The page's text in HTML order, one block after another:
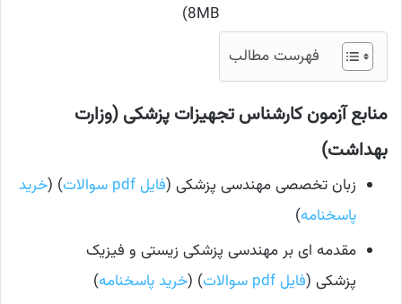
8MB)
فهرست مطالب
منابع آزمون کارشناس تجهیزات پزشکی (وزارت
بهداشت)
زبان تخصصی مهندسی پزشکی (فایل pdf سوالات ) (خرید
پاسخنامه)
مقدمه ای بر مهندسی پزشکی زیستی و فیزیک
پزشکی (فایل pdf سوالات ) (خرید پاسخنامه)